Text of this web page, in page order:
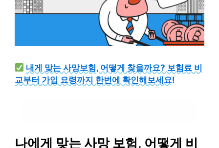
내게 맞는 사망보험, 어떻게 찾을까요? 보험료 비
교부터 가입 요령까지 한번에 확인해보세요!
나에게 맞는 사망 보험, 어떻게 비